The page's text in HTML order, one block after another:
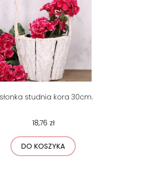
studnia kora 30cm.
18,76 zł
DO KOSZYKA